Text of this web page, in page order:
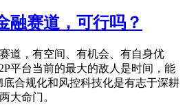
融赛道，可行吗？
道，有空间、有机会、有自身优
平台当前的最大的敌人是时间，能
合规化和风控科技化是有志于深耕
大命门。